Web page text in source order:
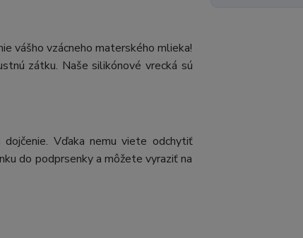
vášho vzácneho materského mlieka!
zátku. Naše silikónové vrecká sú
Vďaka nemu viete odchytiť
do podprsenky a môžete vyraziť na